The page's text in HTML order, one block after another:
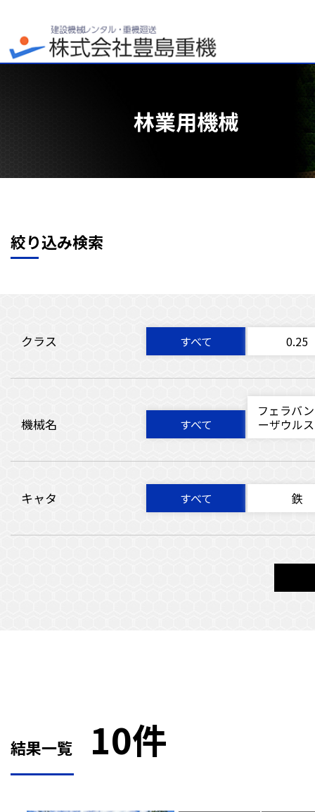
林業用機械
絞り込み検索
クラス すべて 0.25
機械名 すべて
フェラバ
ーザウル
キャタ すべて 鉄
結果一覧 10件